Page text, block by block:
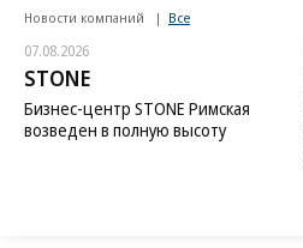
Новости компаний Все
07.08.2026
STONE
Бизнес-центр STONE Римская
возведен в полную высоту